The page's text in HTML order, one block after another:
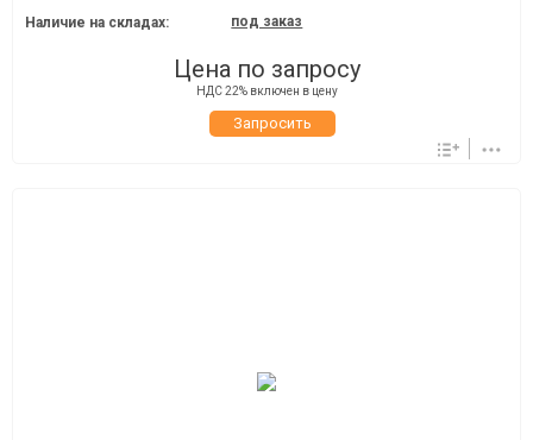
Наличие на складах:
под заказ
Цена по запросу
НДС 22% включен в цену
Запросить